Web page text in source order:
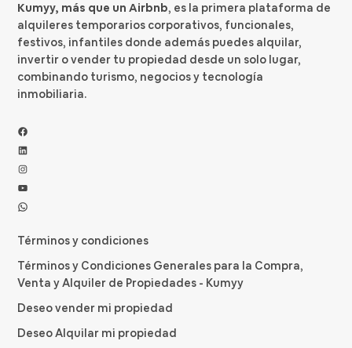
Kumyy, más que un Airbnb, es la primera plataforma de
alquileres temporarios corporativos, funcionales,
festivos, infantiles donde además puedes alquilar,
invertir o vender tu propiedad desde un solo lugar,
combinando turismo, negocios y tecnología
inmobiliaria.
Facebook
LinkedIn
Instagram
YouTube
WhatsApp
Términos y condiciones
Términos y Condiciones Generales para la Compra,
Venta y Alquiler de Propiedades - Kumyy
Deseo vender mi propiedad
Deseo Alquilar mi propiedad